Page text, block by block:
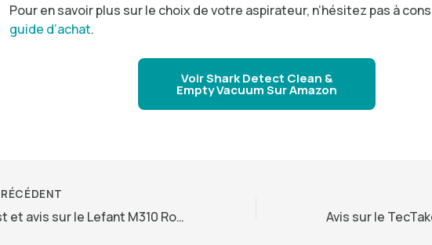
Pour en savoir plus sur le choix de votre aspirateur, n’hésitez pas à
guide d’achat.
Voir Shark Detect Clean &
Empty Vacuum Sur Amazon
Test et avis sur le Lefant M310 Robot Vacuum Cleaner